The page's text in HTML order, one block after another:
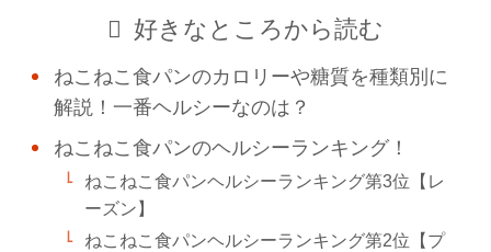
好きなところから読む
ねこねこ食パンのカロリーや糖質を種類別に
解説！一番ヘルシーなのは？
ねこねこ食パンのヘルシーランキング！
ねこねこ食パンヘルシーランキング第3位【レ
ーズン】
ねこねこ食パンヘルシーランキング第2位【プ